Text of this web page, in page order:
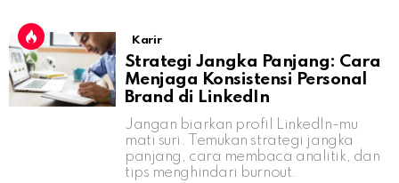
Karir
Strategi Jangka Panjang: Cara
Menjaga Konsistensi Personal
Brand di LinkedIn
Jangan biarkan profil LinkedIn-mu
mati suri. Temukan strategi jangka
panjang, cara membaca analitik, dan
tips menghindari burnout.